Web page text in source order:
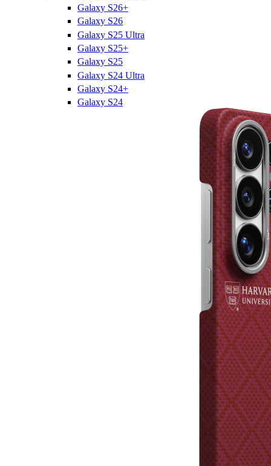
Galaxy S26+
Galaxy S26
Galaxy S25 Ultra
Galaxy S25+
Galaxy S25
Galaxy S24 Ultra
Galaxy S24+
Galaxy S24